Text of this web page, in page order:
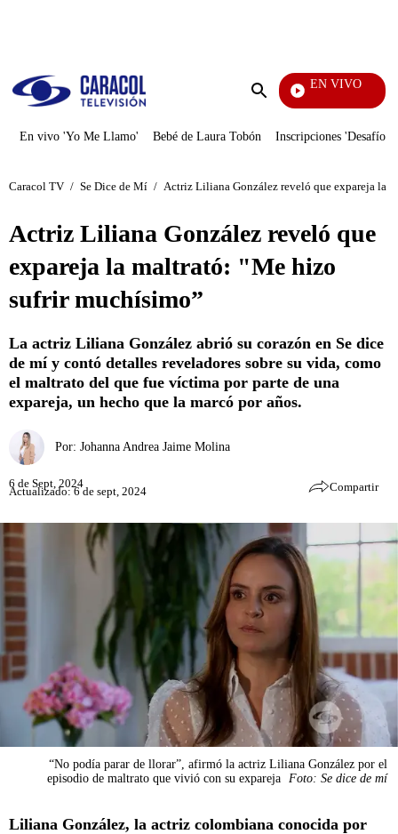
Enviar
EN VIVO
En vivo 'Yo Me Llamo' Bebé de Laura Tobón Inscripciones 'Desafío'
Caracol TV / Se Dice de Mí / Actriz Liliana González reveló que expareja la
Actriz Liliana González reveló que
expareja la maltrató: "Me hizo
sufrir muchísimo”
La actriz Liliana González abrió su corazón en Se dice
de mí y contó detalles reveladores sobre su vida, como
el maltrato del que fue víctima por parte de una
expareja, un hecho que la marcó por años.
Por: Johanna Andrea Jaime Molina
6 de Sept, 2024
Actualizado: 6 de sept, 2024 Compartir
“No podía parar de llorar”, afirmó la actriz Liliana González por el
episodio de maltrato que vivió con su expareja
Foto: Se dice de mí
Liliana González, la actriz colombiana conocida por